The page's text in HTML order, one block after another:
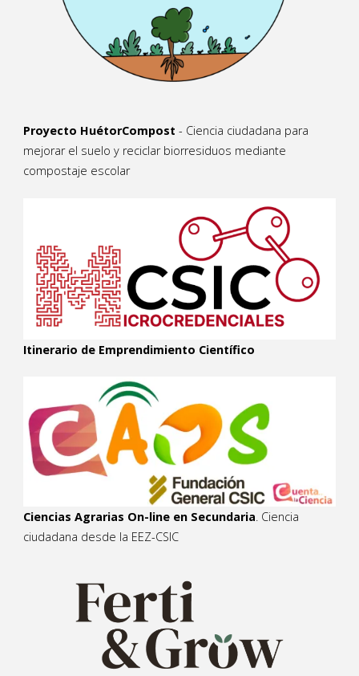
Proyecto HuétorCompost - Ciencia ciudadana para
mejorar el suelo y reciclar biorresiduos mediante
compostaje escolar
Itinerario de Emprendimiento Científico
Ciencias Agrarias On-line en Secundaria. Ciencia
ciudadana desde la EEZ-CSIC